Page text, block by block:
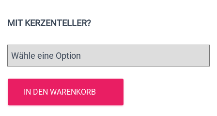
MIT KERZENTELLER?
Christliche
Osterkerze
2025,
IN DEN WARENKORB